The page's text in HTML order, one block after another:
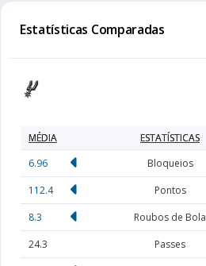
Estatísticas Comparadas
MÉDIA ESTATÍSTICAS
6.96
Bloqueios
112.4
Pontos
8.3
Roubos de Bola
24.3
Passes